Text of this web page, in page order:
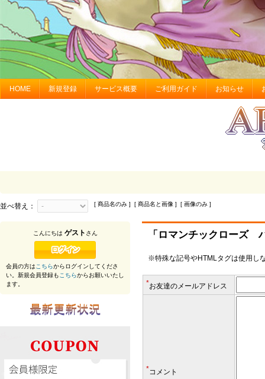
HOME 新規登録 サービス概要 ご利用ガイド お知らせ
並べ替え： [ 商品名のみ ] [ 商品名と画像 ] [ 画像のみ ]
「ロマンチックローズ
※特殊な記号やHTMLタグは使用し
*お友達のメールアドレス
*コメント
こんにちは ゲスト さん
会員の方はこちらからログインしてくださ
い。新規会員登録もこちらからお願いいたし
ます。